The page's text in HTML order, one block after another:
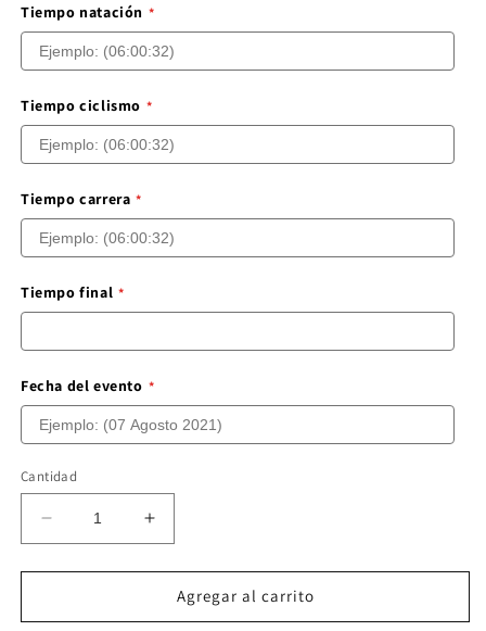
Tiempo natación
Tiempo ciclismo
Tiempo carrera
Tiempo final
Fecha del evento
Cantidad
Reducir
cantidad
para
70.3
Aumentar
cantidad
para
IRONMAN
70.3
Agregar al carrito